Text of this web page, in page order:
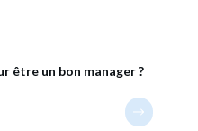
être un bon manager ?